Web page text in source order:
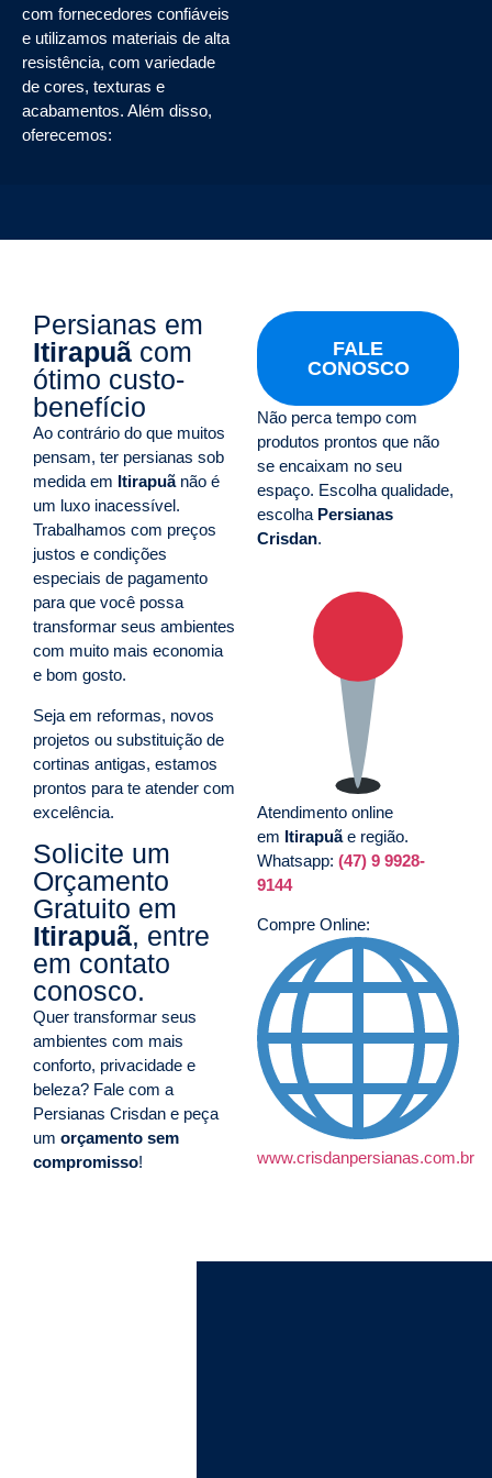
com fornecedores confiáveis
e utilizamos materiais de alta
resistência, com variedade
de cores, texturas e
acabamentos. Além disso,
oferecemos:
Persianas em
Itirapuã com
ótimo custo-
benefício
Ao contrário do que muitos
pensam, ter persianas sob
medida em Itirapuã não é
um luxo inacessível.
Trabalhamos com preços
justos e condições
especiais de pagamento
para que você possa
transformar seus ambientes
com muito mais economia
e bom gosto.
Seja em reformas, novos
projetos ou substituição de
cortinas antigas, estamos
prontos para te atender com
excelência.
Solicite um
Orçamento
Gratuito em
Itirapuã, entre
em contato
conosco.
Quer transformar seus
ambientes com mais
conforto, privacidade e
beleza? Fale com a
Persianas Crisdan e peça
um orçamento sem
compromisso!
FALE
CONOSCO
Não perca tempo com
produtos prontos que não
se encaixam no seu
espaço. Escolha qualidade,
escolha Persianas
Crisdan.
Atendimento online
em Itirapuãe região.
Whatsapp: (47) 9 9928-
9144
Compre Online:
www.crisdanpersianas.com.br